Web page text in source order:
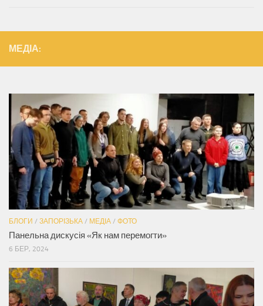
МЕДІА:
БЛОГИ / ЗАПОРІЗЬКА / МЕДІА / ФОТО
Панельна дискусія «Як нам перемогти»
6 БЕР, 2024